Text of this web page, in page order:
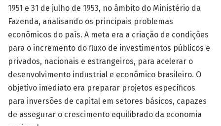
1951 e 31 de julho de 1953, no âmbito do Ministério da
Fazenda, analisando os principais problemas
econômicos do país. A meta era a criação de condições
para o incremento do fluxo de investimentos públicos e
privados, nacionais e estrangeiros, para acelerar o
desenvolvimento industrial e econômico brasileiro. O
objetivo imediato era preparar projetos específicos
para inversões de capital em setores básicos, capazes
de assegurar o crescimento equilibrado da economia